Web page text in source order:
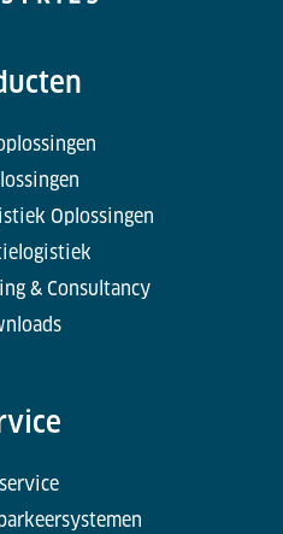
Oplossingen
& Consultancy